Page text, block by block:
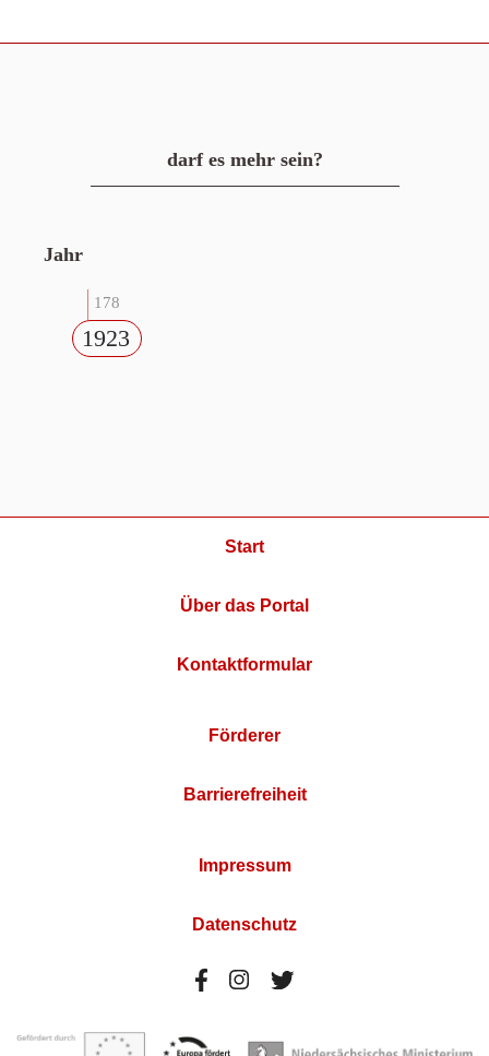
darf es mehr sein?
Jahr
178
1923
Start
Über das Portal
Kontaktformular
Förderer
Barrierefreiheit
Impressum
Datenschutz